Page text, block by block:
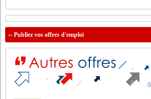
››Publiez vos offres d'emploi